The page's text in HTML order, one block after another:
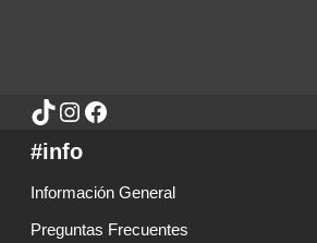
#info
Información General
Preguntas Frecuentes